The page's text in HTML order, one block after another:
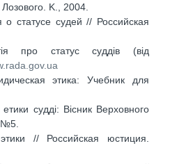
K., 2004.
о статусе судей // Российская
про статус суддів (від
этика: Учебник для
судді: Вісник Верховного
№5.
// Российская юстиция.